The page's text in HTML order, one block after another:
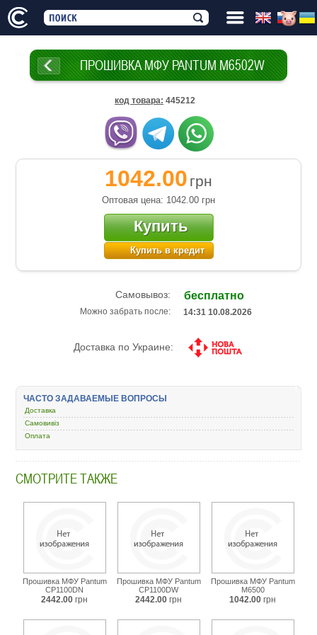
ПРОШИВКА МФУ PANTUM M6502W
код товара: 445212
1042.00 грн
Оптовая цена: 1042.00 грн
Купить
Купить в кредит
Самовывоз: бесплатно
Можно забрать после: 14:31 10.08.2026
Доставка по Украине:
ЧАСТО ЗАДАВАЕМЫЕ ВОПРОСЫ
Доставка
Самовивіз
Оплата
СМОТРИТЕ ТАКЖЕ
Прошивка МФУ Pantum
CP1100DN
2442.00 грн
Прошивка МФУ Pantum
CP1100DW
2442.00 грн
Прошивка МФУ Pantum
M6500
1042.00 грн